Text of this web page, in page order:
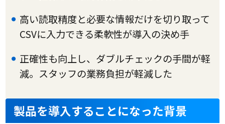
高い読取精度と必要な情報だけを切り取って
CSVに入力できる柔軟性が導入の決め手
正確性も向上し、ダブルチェックの手間が軽
減。スタッフの業務負担が軽減した
製品を導入することになった背景